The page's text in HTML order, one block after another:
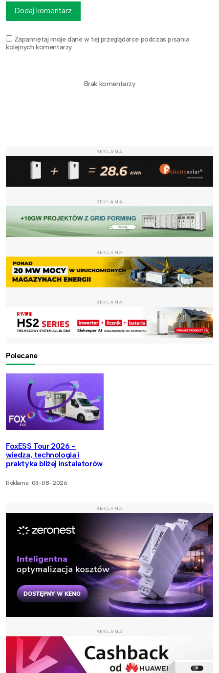
Zapamiętaj moje dane w tej przeglądarce podczas pisania
kolejnych komentarzy.
Dodaj komentarz
Brak komentarzy
REKLAMA
REKLAMA
REKLAMA
REKLAMA
Polecane
FoxESS Tour 2026 -
wiedza, technologia i
praktyka bliżej instalatorów
Reklama 03-08-2026
REKLAMA
REKLAMA